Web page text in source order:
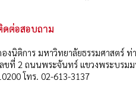
ดต่อสอบถาม
องนิติการ มหาวิทยาลัยธรรมศาสตร์
ลขที่ 2 ถนนพระจันทร์ แขวงพระบรมม
โทร. 02-613-3137